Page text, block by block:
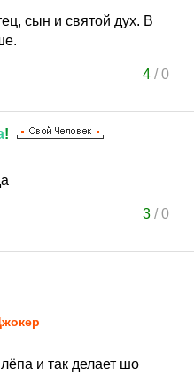
сын и святой дух. В
4/0
!
3/0
и так делает шо